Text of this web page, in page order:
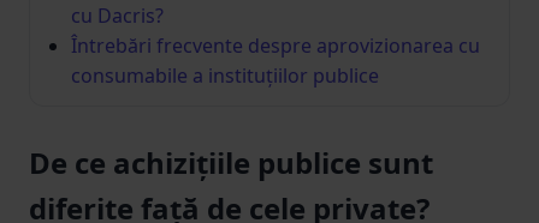
cu Dacris?
Întrebări frecvente despre aprovizionarea cu
consumabile a instituțiilor publice
De ce achizițiile publice sunt
diferite față de cele private?